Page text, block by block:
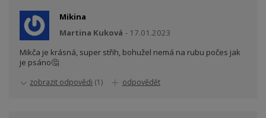
Mikina
Martina Kuková
17.01.2023
Mikča je krásná, super střih, bohužel nemá na rubu počes jak
je psáno🤔
zobrazit odpovědi (1) odpovědět